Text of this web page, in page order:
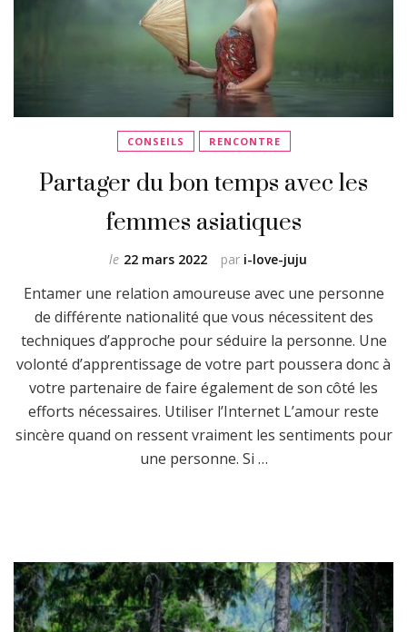
CONSEILS RENCONTRE
Partager du bon temps avec les
femmes asiatiques
par i-love-juju
le 22 mars 2022
Entamer une relation amoureuse avec une personne
de différente nationalité que vous nécessitent des
techniques d’approche pour séduire la personne. Une
volonté d’apprentissage de votre part poussera donc à
votre partenaire de faire également de son côté les
efforts nécessaires. Utiliser l’Internet L’amour reste
sincère quand on ressent vraiment les sentiments pour
une personne. Si …